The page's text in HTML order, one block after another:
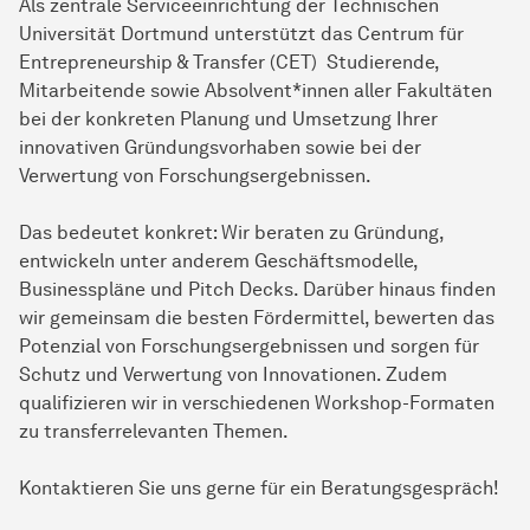
Als zentrale Serviceeinrichtung der Technischen
Universität Dortmund unterstützt das Centrum für
Entrepreneurship & Transfer (CET) Studierende,
Mitarbeitende sowie Absolvent*innen aller Fakultäten
bei der konkreten Planung und Umsetzung Ihrer
innovativen Gründungsvorhaben sowie bei der
Verwertung von Forschungsergebnissen.
Das bedeutet konkret: Wir beraten zu Gründung,
entwickeln unter anderem Geschäftsmodelle,
Businesspläne und Pitch Decks. Darüber hinaus finden
wir gemeinsam die besten Fördermittel, bewerten das
Potenzial von Forschungsergebnissen und sorgen für
Schutz und Verwertung von Innovationen. Zudem
qualifizieren wir in verschiedenen Workshop-Formaten
zu transferrelevanten Themen.
Kontaktieren Sie uns gerne für ein Beratungsgespräch!